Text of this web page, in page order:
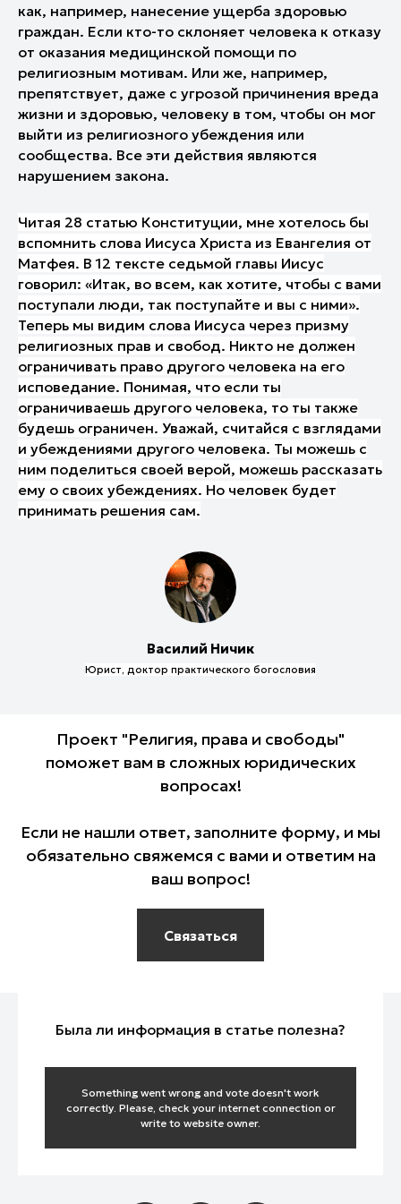
как, например, нанесение ущерба здоровью
граждан. Если кто-то склоняет человека к отказу
от оказания медицинской помощи по
религиозным мотивам. Или же, например,
препятствует, даже с угрозой причинения вреда
жизни и здоровью, человеку в том, чтобы он мог
выйти из религиозного убеждения или
сообщества. Все эти действия являются
нарушением закона.
Читая 28 статью Конституции, мне хотелось бы
вспомнить слова Иисуса Христа из Евангелия от
Матфея. В 12 тексте седьмой главы Иисус
говорил: «Итак, во всем, как хотите, чтобы с вами
поступали люди, так поступайте и вы с ними».
Теперь мы видим слова Иисуса через призму
религиозных прав и свобод. Никто не должен
ограничивать право другого человека на его
исповедание. Понимая, что если ты
ограничиваешь другого человека, то ты также
будешь ограничен. Уважай, считайся с взглядами
и убеждениями другого человека. Ты можешь с
ним поделиться своей верой, можешь рассказать
ему о своих убеждениях. Но человек будет
принимать решения сам.
Василий Ничик
Юрист, доктор практического богословия
Проект "Религия, права и свободы"
поможет вам в сложных юридических
вопросах!
Если не нашли ответ, заполните форму, и мы
обязательно свяжемся с вами и ответим на
ваш вопрос!
Связаться
Была ли информация в статье полезна?
Something went wrong and vote doesn't work
correctly. Please, check your internet connection or
write to website owner.
Детские:
Червячок Игнатий
Кубик рубрик
Библейские истории
В гостях у Библии
Центр поддержки и
усыновления в действии
Суть мужчины
О чем говорят женщины
Исследования:
Библия. Раскапывая прошлое
По тернистому пути
Молодежные:
свободы